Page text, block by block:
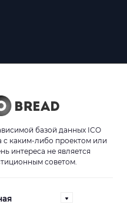
базой данных ICO
с каким-либо проектом или
интереса не является
советом.